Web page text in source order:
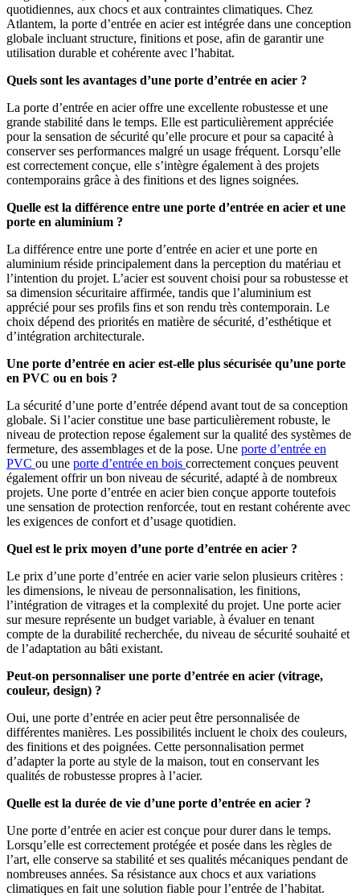
quotidiennes, aux chocs et aux contraintes climatiques. Chez
Atlantem, la porte d’entrée en acier est intégrée dans une conception
globale incluant structure, finitions et pose, afin de garantir une
utilisation durable et cohérente avec l’habitat.
Quels sont les avantages d’une porte d’entrée en acier ?
La porte d’entrée en acier offre une excellente robustesse et une
grande stabilité dans le temps. Elle est particulièrement appréciée
pour la sensation de sécurité qu’elle procure et pour sa capacité à
conserver ses performances malgré un usage fréquent. Lorsqu’elle
est correctement conçue, elle s’intègre également à des projets
contemporains grâce à des finitions et des lignes soignées.
Quelle est la différence entre une porte d’entrée en acier et une
porte en aluminium ?
La différence entre une porte d’entrée en acier et une porte en
aluminium réside principalement dans la perception du matériau et
l’intention du projet. L’acier est souvent choisi pour sa robustesse et
sa dimension sécuritaire affirmée, tandis que l’aluminium est
apprécié pour ses profils fins et son rendu très contemporain. Le
choix dépend des priorités en matière de sécurité, d’esthétique et
d’intégration architecturale.
Une porte d’entrée en acier est-elle plus sécurisée qu’une porte
en PVC ou en bois ?
La sécurité d’une porte d’entrée dépend avant tout de sa conception
globale. Si l’acier constitue une base particulièrement robuste, le
niveau de protection repose également sur la qualité des systèmes de
fermeture, des assemblages et de la pose. Une porte d’entrée en
PVC ou une porte d’entrée en bois correctement conçues peuvent
également offrir un bon niveau de sécurité, adapté à de nombreux
projets. Une porte d’entrée en acier bien conçue apporte toutefois
une sensation de protection renforcée, tout en restant cohérente avec
les exigences de confort et d’usage quotidien.
Quel est le prix moyen d’une porte d’entrée en acier ?
Le prix d’une porte d’entrée en acier varie selon plusieurs critères :
les dimensions, le niveau de personnalisation, les finitions,
l’intégration de vitrages et la complexité du projet. Une porte acier
sur mesure représente un budget variable, à évaluer en tenant
compte de la durabilité recherchée, du niveau de sécurité souhaité et
de l’adaptation au bâti existant.
Peut-on personnaliser une porte d’entrée en acier (vitrage,
couleur, design) ?
Oui, une porte d’entrée en acier peut être personnalisée de
différentes manières. Les possibilités incluent le choix des couleurs,
des finitions et des poignées. Cette personnalisation permet
d’adapter la porte au style de la maison, tout en conservant les
qualités de robustesse propres à l’acier.
Quelle est la durée de vie d’une porte d’entrée en acier ?
Une porte d’entrée en acier est conçue pour durer dans le temps.
Lorsqu’elle est correctement protégée et posée dans les règles de
l’art, elle conserve sa stabilité et ses qualités mécaniques pendant de
nombreuses années. Sa résistance aux chocs et aux variations
climatiques en fait une solution fiable pour l’entrée de l’habitat.